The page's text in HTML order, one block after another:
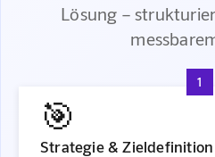
Lösung –
1
🎯
Strategie & Zieldefinition